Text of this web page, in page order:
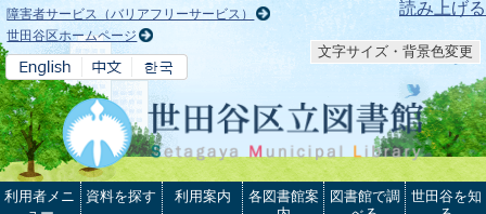
本文へ 読み上げる
障害者サービス（バリアフリーサービス）
世田谷区ホームページ
文字サイズ・背景色変更
利用者メニ
資料を探す 利用案内
各図書館案
図書館で調
世田谷を知